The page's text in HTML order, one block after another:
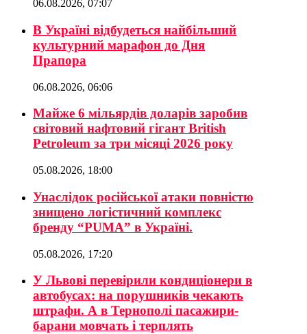
06.08.2026, 07:07
В Україні відбудеться найбільший
культурний марафон до Дня
Прапора
06.08.2026, 06:06
Майже 6 мільярдів доларів заробив
світовий нафтовий гігант British
Petroleum за три місяці 2026 року
05.08.2026, 18:00
Унаслідок російської атаки повністю
знищено логістичний комплекс
бренду “PUMA” в Україні.
05.08.2026, 17:20
У Львові перевірили кондиціонери в
автобусах: на порушників чекають
штрафи. А в Тернополі пасажири-
барани мовчать і терплять